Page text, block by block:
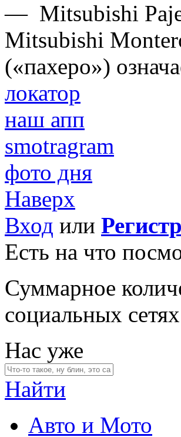
— Mitsubishi
Mitsubishi
(«пахеро»)
локатор
наш апп
smotragram
фото дня
Наверх
Вход или
Есть на что
Суммарное
социальных
Нас уже
Найти
Авто и Мото